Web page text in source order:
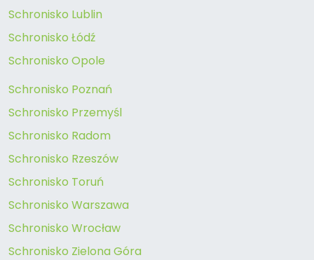
Schronisko Lublin
Schronisko Łódź
Schronisko Opole
Schronisko Poznań
Schronisko Przemyśl
Schronisko Radom
Schronisko Rzeszów
Schronisko Toruń
Schronisko Warszawa
Schronisko Wrocław
Schronisko Zielona Góra